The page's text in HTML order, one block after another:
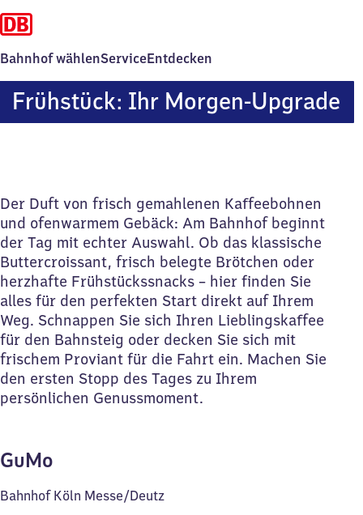
Bahnhof wählenServiceEntdecken
Frühstück: Ihr Morgen-Upgrade
Der Duft von frisch gemahlenen Kaffeebohnen
und ofenwarmem Gebäck: Am Bahnhof beginnt
der Tag mit echter Auswahl. Ob das klassische
Buttercroissant, frisch belegte Brötchen oder
herzhafte Frühstückssnacks – hier finden Sie
alles für den perfekten Start direkt auf Ihrem
Weg. Schnappen Sie sich Ihren Lieblingskaffee
für den Bahnsteig oder decken Sie sich mit
frischem Proviant für die Fahrt ein. Machen Sie
den ersten Stopp des Tages zu Ihrem
persönlichen Genussmoment.
GuMo
Bahnhof Köln Messe/Deutz